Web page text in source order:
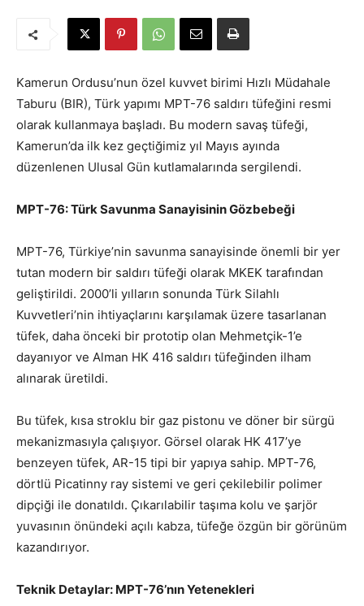
Kamerun Ordusu’nun özel kuvvet birimi Hızlı Müdahale
Taburu (BIR), Türk yapımı MPT-76 saldırı tüfeğini resmi
olarak kullanmaya başladı. Bu modern savaş tüfeği,
Kamerun’da ilk kez geçtiğimiz yıl Mayıs ayında
düzenlenen Ulusal Gün kutlamalarında sergilendi.
MPT-76: Türk Savunma Sanayisinin Gözbebeği
MPT-76, Türkiye’nin savunma sanayisinde önemli bir yer
tutan modern bir saldırı tüfeği olarak MKEK tarafından
geliştirildi. 2000’li yılların sonunda Türk Silahlı
Kuvvetleri’nin ihtiyaçlarını karşılamak üzere tasarlanan
tüfek, daha önceki bir prototip olan Mehmetçik-1’e
dayanıyor ve Alman HK 416 saldırı tüfeğinden ilham
alınarak üretildi.
Bu tüfek, kısa stroklu bir gaz pistonu ve döner bir sürgü
mekanizmasıyla çalışıyor. Görsel olarak HK 417’ye
benzeyen tüfek, AR-15 tipi bir yapıya sahip. MPT-76,
dörtlü Picatinny ray sistemi ve geri çekilebilir polimer
dipçiği ile donatıldı. Çıkarılabilir taşıma kolu ve şarjör
yuvasının önündeki açılı kabza, tüfeğe özgün bir görünüm
kazandırıyor.
Teknik Detaylar: MPT-76’nın Yetenekleri